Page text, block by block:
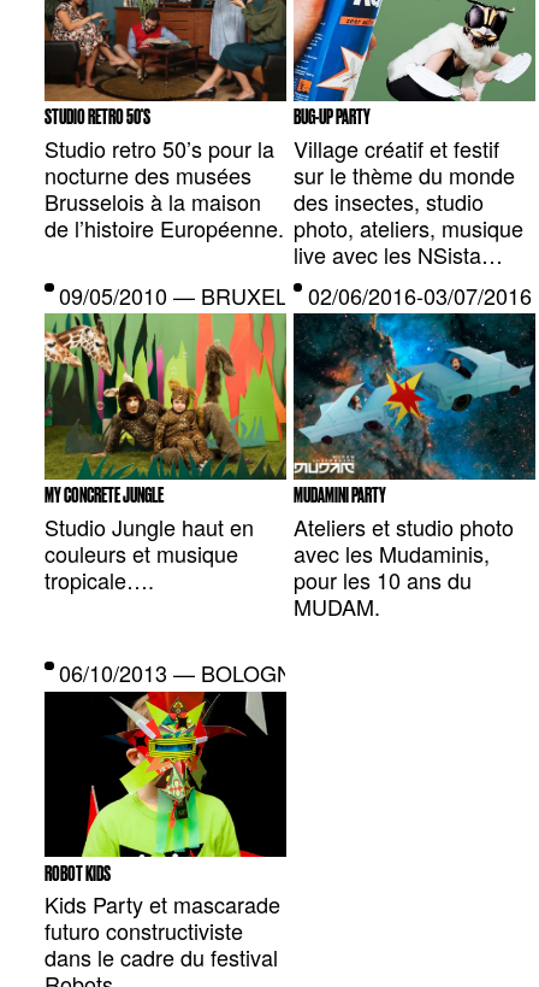
STUDIO RETRO 50'S
Studio retro 50’s pour la
nocturne des musées
Brusselois à la maison
de l’histoire Européenne.
BUG-UP PARTY
Village créatif et festif
sur le thème du monde
des insectes, studio
photo, ateliers, musique
live avec les NSista…
09/05/2010 — BRUXELLES, BE
MY CONCRETE JUNGLE
Studio Jungle haut en
couleurs et musique
tropicale….
02/06/2016-03/07/
MUDAMINI PARTY
Ateliers et studio photo
avec les Mudaminis,
pour les 10 ans du
MUDAM.
06/10/2013 — BOLOGNE, IT
ROBOT KIDS
Kids Party et mascarade
futuro constructiviste
dans le cadre du festival